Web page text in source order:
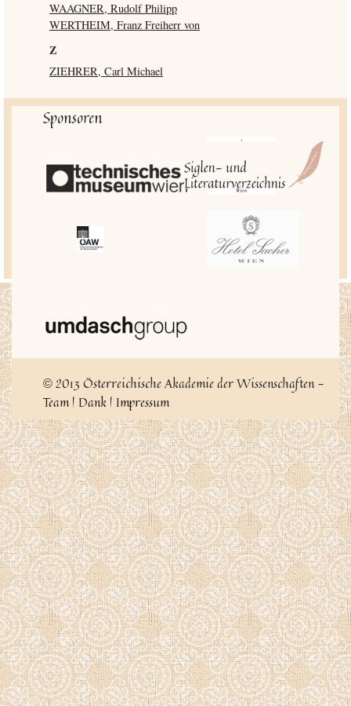
WAAGNER, Rudolf Philipp
WERTHEIM, Franz Freiherr von
Z
ZIEHRER, Carl Michael
Sponsoren
© 2013 Österreichische Akademie der Wissenschaften -
Team| Dank | Impressum